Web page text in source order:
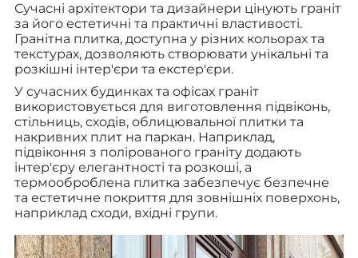
Сучасні архітектори та дизайнери цінують граніт
за його естетичні та практичні властивості.
Гранітна плитка, доступна у різних кольорах та
текстурах, дозволяють створювати унікальні та
розкішні інтер'єри та екстер'єри.
У сучасних будинках та офісах граніт
використовується для виготовлення підвіконь,
стільниць, сходів, облицювальної плитки та
накривних плит на паркан. Наприклад,
підвіконня з полірованого граніту додають
інтер'єру елегантності та розкоші, а
термооброблена плитка забезпечує безпечне
та естетичне покриття для зовнішніх поверхонь,
наприклад сходи, вхідні групи.